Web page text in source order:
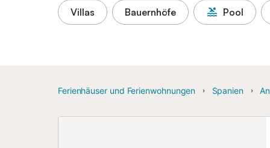
Villas Bauernhöfe Pool
Ferienhäuser und Ferienwohnungen Spanien